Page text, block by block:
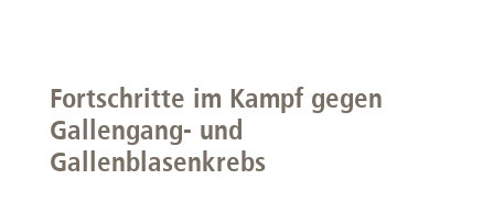
Fortschritte im Kampf gegen
Gallengang- und
Gallenblasenkrebs